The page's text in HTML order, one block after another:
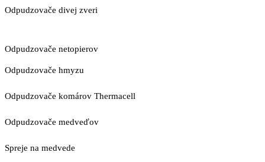
Odpudzovače divej zveri
Odpudzovače netopierov
Odpudzovače hmyzu
Odpudzovače komárov Thermacell
Odpudzovače medveďov
Spreje na medvede